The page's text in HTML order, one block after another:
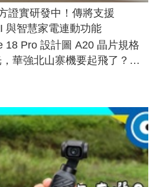
證實研發中！傳將支援
與智慧家電連動功能
18 Pro 設計圖 A20 晶片規格
華強北山寨機要起飛了？專